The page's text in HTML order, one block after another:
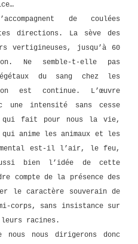
de coulées
directions. La sève des
vertigineuses, jusqu’à 60
Ne semble-t-elle pas
du sang chez les
est continue. L’œuvre
une intensité sans cesse
qui fait pour nous la vie,
anime les animaux et les
est-il l’air, le feu,
bien l’idée de cette
compte de la présence des
le caractère souverain de
corps, sans insistance sur
racines.
nous nous dirigerons donc